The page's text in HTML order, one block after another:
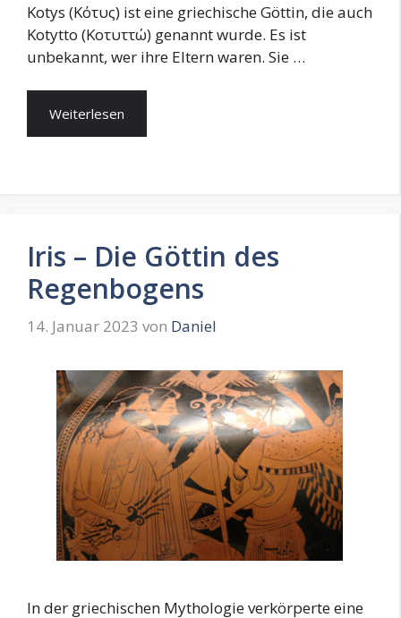
Kotys (Κότυς) ist eine griechische Göttin, die auch
Kotytto (Κοτυττώ) genannt wurde. Es ist
unbekannt, wer ihre Eltern waren. Sie …
Weiterlesen
Iris – Die Göttin des
Regenbogens
14. Januar 2023 von Daniel
In der griechischen Mythologie verkörperte eine